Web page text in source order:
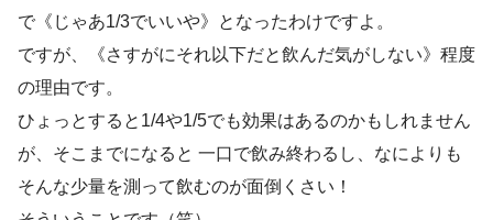
で《じゃあ1/3でいいや》となったわけですよ。
ですが、《さすがにそれ以下だと飲んだ気がしない》程度
の理由です。
ひょっとすると1/4や1/5でも効果はあるのかもしれません
が、そこまでになると 一口で飲み終わるし、なによりも
そんな少量を測って飲むのが面倒くさい！